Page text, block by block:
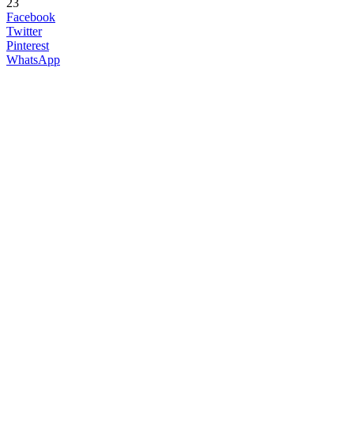
Facebook
Twitter
Pinterest
WhatsApp